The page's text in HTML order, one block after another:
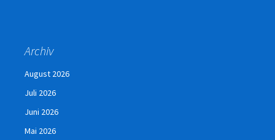
Archiv
August 2026
Juli 2026
Juni 2026
Mai 2026